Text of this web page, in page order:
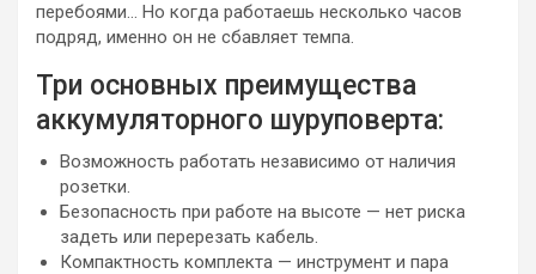
перебоями… Но когда работаешь несколько часов
подряд, именно он не сбавляет темпа.
Три основных преимущества
аккумуляторного шуруповерта:
Возможность работать независимо от наличия
розетки.
Безопасность при работе на высоте — нет риска
задеть или перерезать кабель.
Компактность комплекта — инструмент и пара